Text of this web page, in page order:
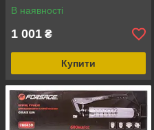
В наявності
1 001 ₴
Купити